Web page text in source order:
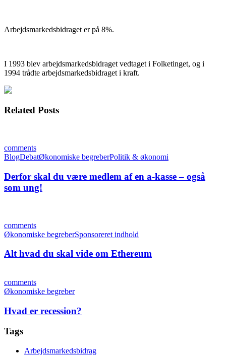
Arbejdsmarkedsbidraget er på 8%.
I 1993 blev arbejdsmarkedsbidraget vedtaget i Folketinget, og i
1994 trådte arbejdsmarkedsbidraget i kraft.
Related Posts
comments
BlogDebatØkonomiske begreberPolitik & økonomi
Derfor skal du være medlem af en a-kasse – også
som ung!
comments
Økonomiske begreberSponsoreret indhold
Alt hvad du skal vide om Ethereum
comments
Økonomiske begreber
Hvad er recession?
Tags
Arbejdsmarkedsbidrag